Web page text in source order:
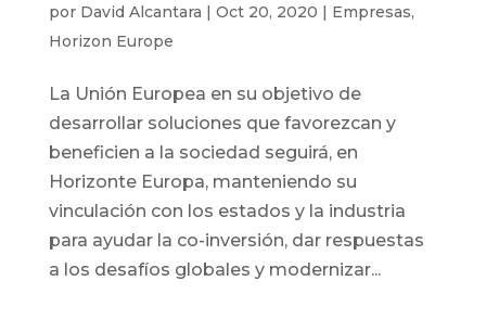
por David Alcantara | Oct 20, 2020 | Empresas,
Horizon Europe
La Unión Europea en su objetivo de
desarrollar soluciones que favorezcan y
beneficien a la sociedad seguirá, en
Horizonte Europa, manteniendo su
vinculación con los estados y la industria
para ayudar la co-inversión, dar respuestas
a los desafíos globales y modernizar...